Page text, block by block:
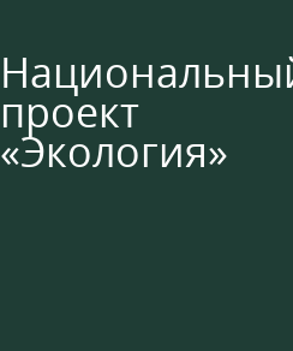
проект
«Экология»